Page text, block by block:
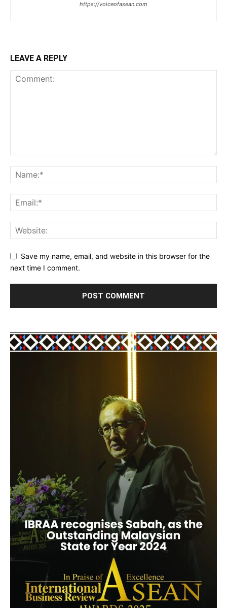
https://voiceofasean.com
LEAVE A REPLY
Save my name, email, and website in this browser for the
next time I comment.